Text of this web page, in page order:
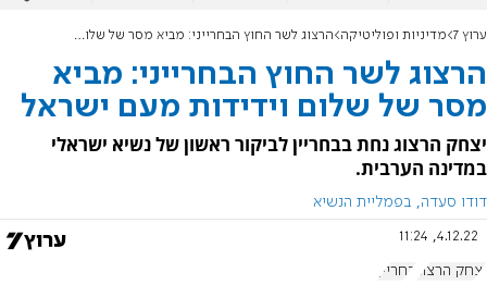
ערוץ 7 מדיניות ופוליטיקה הרצוג לשר החוץ הבחרייני: מביא מסר של שלום וידידות מעם ישראל
הרצוג לשר החוץ הבחרייני: מביא
מסר של שלום וידידות מעם ישראל
יצחק הרצוג נחת בבחריין לביקור ראשון של נשיא ישראלי
במדינה הערבית.
דודו סעדה, בפמליית הנשיא
4.12.22, 11:24
יצחק הרצוג בחריין